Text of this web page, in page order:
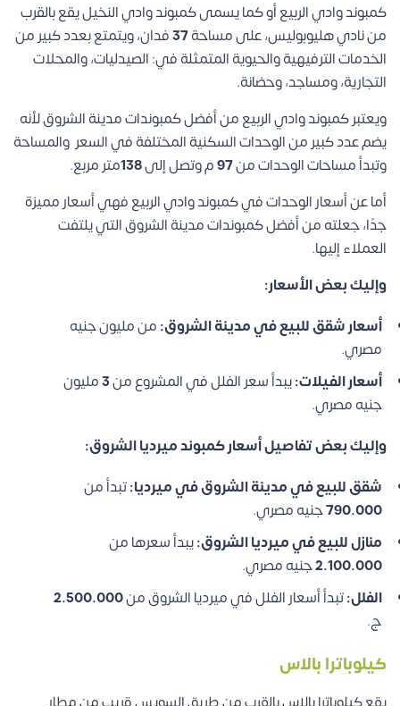
كمبوند وادي الربيع أو كما يسمى كمبوند وادي النخيل يقع بالقرب
من نادي هليوبوليس، على مساحة37فدان، ويتمتع بعدد كبير من
الخدمات الترفيهية والحيوية المتمثلة في: الصيدليات، والمحلات
التجارية، ومساجد، وحضانة.
ويعتبر كمبوند وادي الربيع من أفضل كمبوندات مدينة الشروق لأنه
يضم عدد كبير من الوحدات السكنية المختلفة في السعر والمساحة
وتبدأ مساحات الوحدات من97م وتصل إلى138متر مربع.
أما عن أسعار الوحدات في كمبوند وادي الربيع فهي أسعار مميزة
جدًا، جعلته من أفضل كمبوندات مدينة الشروق التي يلتفت
العملاء إليها.
وإليك بعض الأسعار:
أسعار شقق للبيع في مدينة الشروق:من مليون جنيه
مصري.
أسعار الفيلات:يبدأ سعر الفلل في المشروع من3مليون
جنيه مصري.
وإليك بعض تفاصيل أسعار كمبوند ميرديا الشروق:
شقق للبيع في مدينة الشروق في ميرديا:تبدأ من
790.000جنيه مصري.
منازل للبيع في ميرديا الشروق:يبدأ سعرها من
2.100.000جنيه مصري.
الفلل:تبدأ أسعار الفلل في ميرديا الشروق من2.500.000
ج.
كيلوباترا بالاس